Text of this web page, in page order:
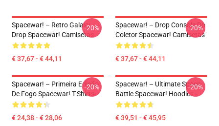
Spacewar! – Retro Galaxy
Drop Spacewar! Camisetas
€ 37,67 - € 44,11
-20%
Spacewar! – Drop Console Do
Coletor Spacewar! Camisetas
€ 37,67 - € 44,11
-20%
Spacewar! – Primeira Edição
De Fogo Spacewar! T-Shirts
€ 24,38 - € 28,06
-20%
Spacewar! – Ultimate Space
Battle Spacewar! Hoodies
€ 39,51 - € 45,95
-20%